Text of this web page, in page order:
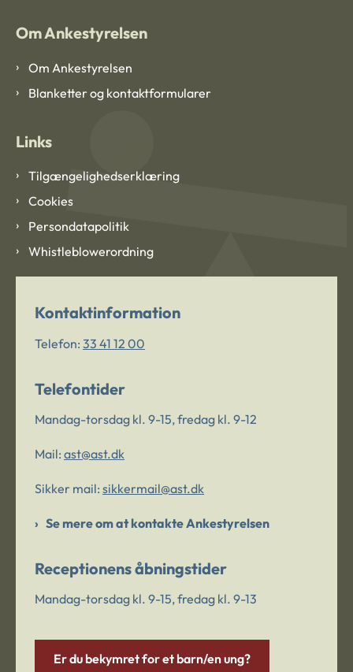
Om Ankestyrelsen
Om Ankestyrelsen
Blanketter og kontaktformularer
Links
Tilgængelighedserklæring
Cookies
Persondatapolitik
Whistleblowerordning
Kontaktinformation
Telefon: 33 41 12 00
Telefontider
Mandag-torsdag kl. 9-15, fredag kl. 9-12
Mail: ast@ast.dk
Sikker mail: sikkermail@ast.dk
Se mere om at kontakte Ankestyrelsen
Receptionens åbningstider
Mandag-torsdag kl. 9-15, fredag kl. 9-13
Er du bekymret for et barn/en ung?